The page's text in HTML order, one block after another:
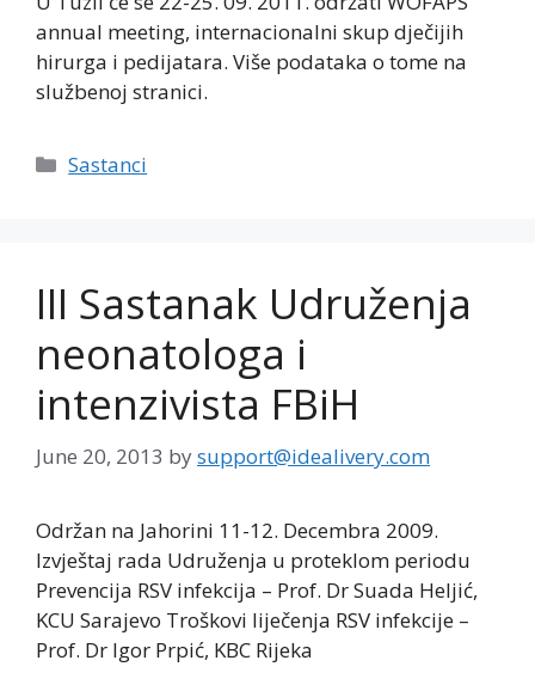
annual meeting, internacionalni skup dječijih
hirurga i pedijatara. Više podataka o tome na
službenoj stranici.
Categories
Sastanci
III Sastanak Udruženja
neonatologa i
intenzivista FBiH
June 20, 2013 bysupport@idealivery.com
Održan na Jahorini 11-12. Decembra 2009.
Izvještaj rada Udruženja u proteklom periodu
Prevencija RSV infekcija – Prof. Dr Suada Heljić,
KCU Sarajevo Troškovi liječenja RSV infekcije –
Prof. Dr Igor Prpić, KBC Rijeka